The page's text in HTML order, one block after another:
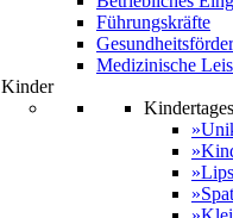
Führungskräfte
Medizinische
Kinder